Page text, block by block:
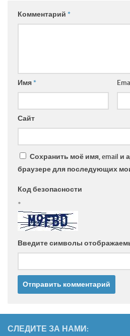
Комментарий *
Имя*
Сайт
Сохранить моё имя, email и
браузере для последующих
Код безопасности
*
Введите символы
СЛЕДИТЕ ЗА НАМИ: